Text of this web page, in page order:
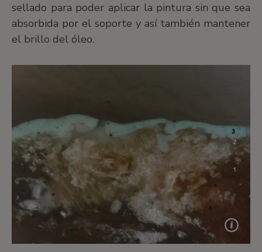
sellado para poder aplicar la pintura sin que sea
absorbida por el soporte y así también mantener
el brillo del óleo.